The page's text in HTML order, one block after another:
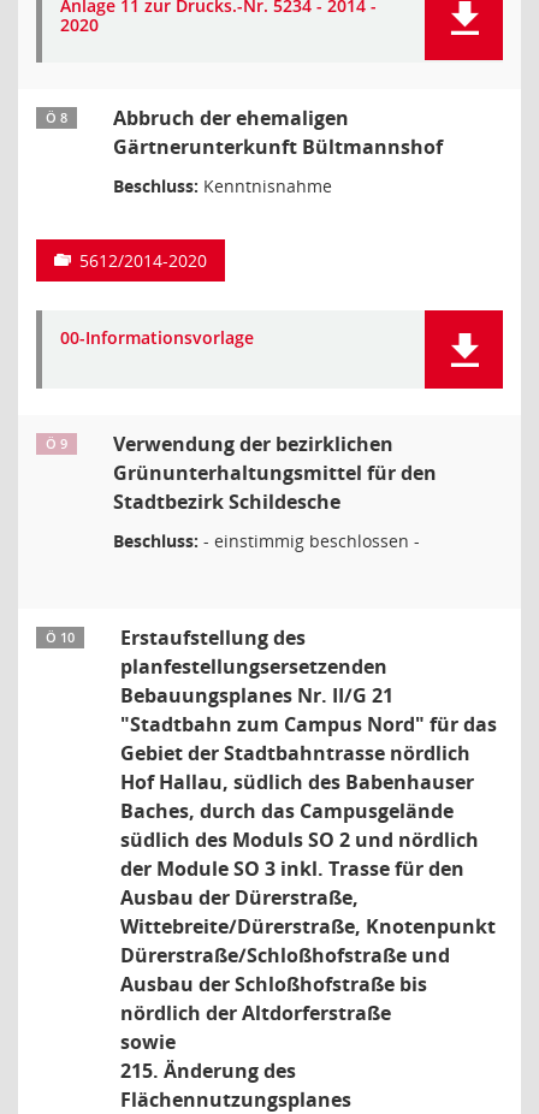
Anlage 11 zur Drucks.-Nr. 5234 - 2014 -
2020
Ö 8
Abbruch der ehemaligen
Gärtnerunterkunft Bültmannshof
Beschluss: Kenntnisnahme
5612/2014-2020
00-Informationsvorlage
Ö 9
Verwendung der bezirklichen
Grünunterhaltungsmittel für den
Stadtbezirk Schildesche
Beschluss: - einstimmig beschlossen -
Ö 10
Erstaufstellung des
planfestellungsersetzenden
Bebauungsplanes Nr. II/G 21
"Stadtbahn zum Campus Nord" für das
Gebiet der Stadtbahntrasse nördlich
Hof Hallau, südlich des Babenhauser
Baches, durch das Campusgelände
südlich des Moduls SO 2 und nördlich
der Module SO 3 inkl. Trasse für den
Ausbau der Dürerstraße,
Wittebreite/Dürerstraße, Knotenpunkt
Dürerstraße/Schloßhofstraße und
Ausbau der Schloßhofstraße bis
nördlich der Altdorferstraße
sowie
215. Änderung des
Flächennutzungsplanes